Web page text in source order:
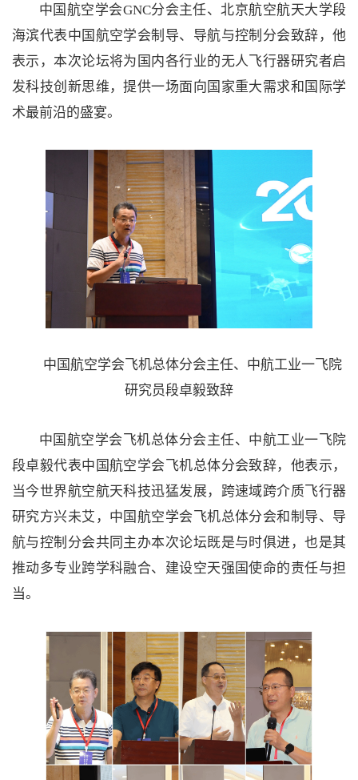
中国航空学会GNC分会主任、北京航空航天大学段
海滨代表中国航空学会制导、导航与控制分会致辞，他
表示，本次论坛将为国内各行业的无人飞行器研究者启
发科技创新思维，提供一场面向国家重大需求和国际学
术最前沿的盛宴。
中国航空学会飞机总体分会主任、中航工业一飞院
研究员段卓毅致辞
中国航空学会飞机总体分会主任、中航工业一飞院
段卓毅代表中国航空学会飞机总体分会致辞，他表示，
当今世界航空航天科技迅猛发展，跨速域跨介质飞行器
研究方兴未艾，中国航空学会飞机总体分会和制导、导
航与控制分会共同主办本次论坛既是与时俱进，也是其
推动多专业跨学科融合、建设空天强国使命的责任与担
当。